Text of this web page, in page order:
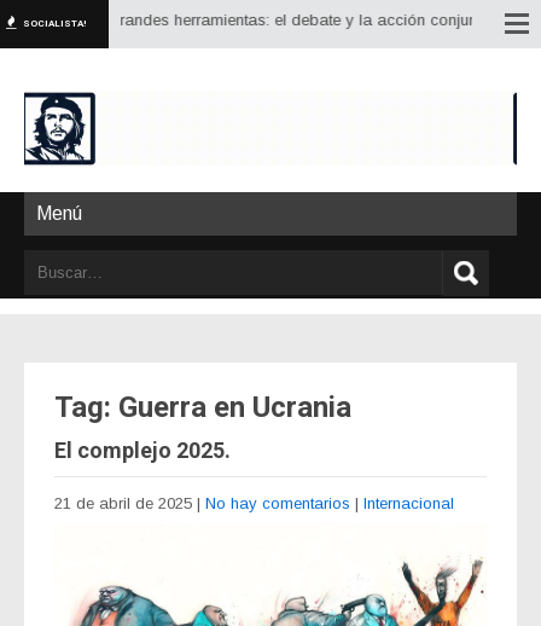
SOCIALISTA!
con dos grandes herramientas: el debate y la acción conjunta.
Menú
Tag: Guerra en Ucrania
El complejo 2025.
21 de abril de 2025 | No hay comentarios | Internacional